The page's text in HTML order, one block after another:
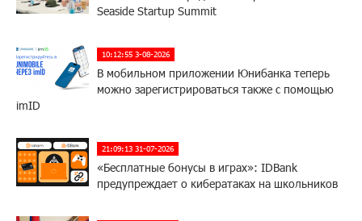
Seaside Startup Summit
10:12:55 3-08-2026
В мобильном приложении Юнибанка теперь
можно зарегистрироваться также с помощью
imID
21:09:13 31-07-2026
«Бесплатные бонусы в играх»: IDBank
предупреждает о кибератаках на школьников